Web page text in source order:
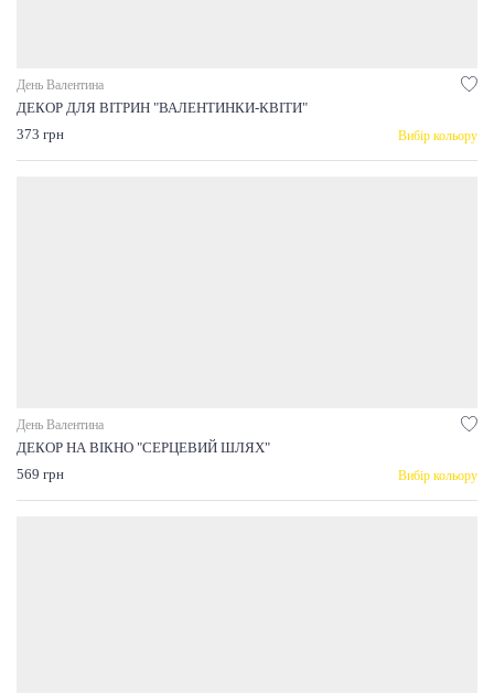
День Валентина
ДЕКОР ДЛЯ ВІТРИН "ВАЛЕНТИНКИ-КВІТИ"
373 грн
Вибір кольору
День Валентина
ДЕКОР НА ВІКНО "СЕРЦЕВИЙ ШЛЯХ"
569 грн
Вибір кольору